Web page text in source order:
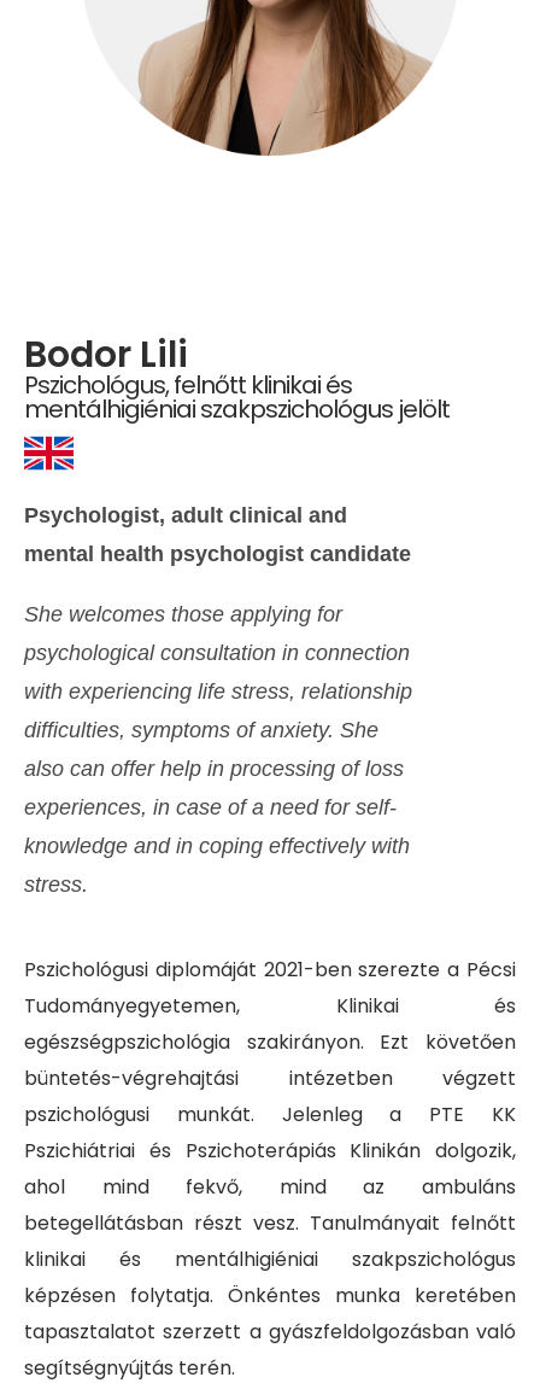
Bodor Lili
Pszichológus, felnőtt klinikai és
mentálhigiéniai szakpszichológus jelölt
Psychologist, adult clinical and
mental health psychologist candidate
She welcomes those applying for
psychological consultation in connection
with experiencing life stress, relationship
difficulties, symptoms of anxiety. She
also can offer help in processing of loss
experiences, in case of a need for self-
knowledge and in coping effectively with
stress.
Pszichológusi diplomáját 2021-ben szerezte a Pécsi
Tudományegyetemen, Klinikai és
egészségpszichológia szakirányon. Ezt követően
büntetés-végrehajtási intézetben végzett
pszichológusi munkát. Jelenleg a PTE KK
Pszichiátriai és Pszichoterápiás Klinikán dolgozik,
ahol mind fekvő, mind az ambuláns
betegellátásban részt vesz. Tanulmányait felnőtt
klinikai és mentálhigiéniai szakpszichológus
képzésen folytatja. Önkéntes munka keretében
tapasztalatot szerzett a gyászfeldolgozásban való
segítségnyújtás terén.